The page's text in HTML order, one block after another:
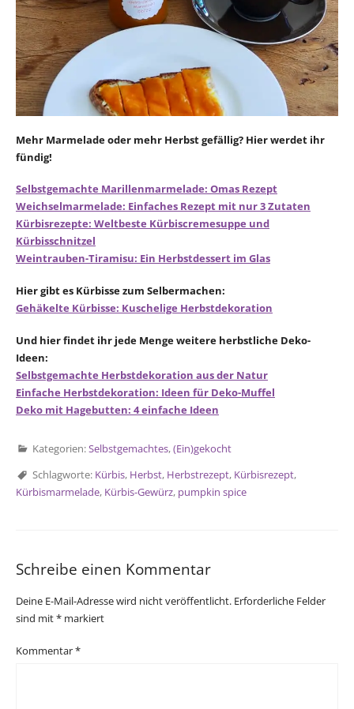
Mehr Marmelade oder mehr Herbst gefällig? Hier werdet ihr
fündig!
Selbstgemachte Marillenmarmelade: Omas Rezept
Weichselmarmelade: Einfaches Rezept mit nur 3 Zutaten
Kürbisrezepte: Weltbeste Kürbiscremesuppe und
Kürbisschnitzel
Weintrauben-Tiramisu: Ein Herbstdessert im Glas
Hier gibt es Kürbisse zum Selbermachen:
Gehäkelte Kürbisse: Kuschelige Herbstdekoration
Und hier findet ihr jede Menge weitere herbstliche Deko-
Ideen:
Selbstgemachte Herbstdekoration aus der Natur
Einfache Herbstdekoration: Ideen für Deko-Muffel
Deko mit Hagebutten: 4 einfache Ideen
Kategorien:Selbstgemachtes,(Ein)gekocht
Schlagworte: Kürbis, Herbst, Herbstrezept, Kürbisrezept,
Kürbismarmelade, Kürbis-Gewürz, pumpkin spice
Schreibe einen Kommentar
Deine E-Mail-Adresse wird nicht veröffentlicht. Erforderliche Felder
sind mit* markiert
Kommentar*